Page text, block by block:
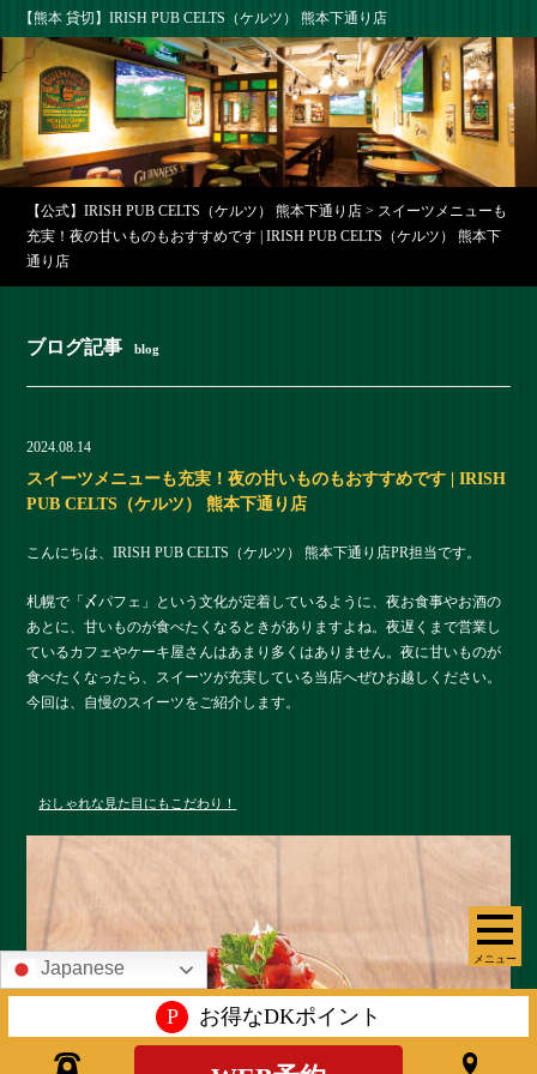
【熊本 貸切】IRISH PUB CELTS（ケルツ） 熊本下通り店
メニュー
【公式】IRISH PUB CELTS（ケルツ） 熊本下通り店 > スイーツメニューも
充実！夜の甘いものもおすすめです | IRISH PUB CELTS（ケルツ） 熊本下
通り店
ブログ記事 blog
2024.08.14
スイーツメニューも充実！夜の甘いものもおすすめです | IRISH
PUB CELTS（ケルツ） 熊本下通り店
こんにちは、IRISH PUB CELTS（ケルツ） 熊本下通り店PR担当です。
札幌で「〆パフェ」という文化が定着しているように、夜お食事やお酒の
あとに、甘いものが食べたくなるときがありますよね。夜遅くまで営業し
ているカフェやケーキ屋さんはあまり多くはありません。夜に甘いものが
食べたくなったら、スイーツが充実している当店へぜひお越しください。
今回は、自慢のスイーツをご紹介します。
おしゃれな見た目にもこだわり！
Japanese
P お得なDKポイント